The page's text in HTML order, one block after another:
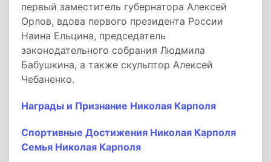
первый заместитель губернатора Алексей
Орлов, вдова первого президента России
Наина Ельцина, председатель
законодательного собрания Людмила
Бабушкина, а также скульптор Алексей
Чебаненко.
Награды и Признание Николая Карполя
Спортивные Достижения Николая Карполя
Семья Николая Карполя